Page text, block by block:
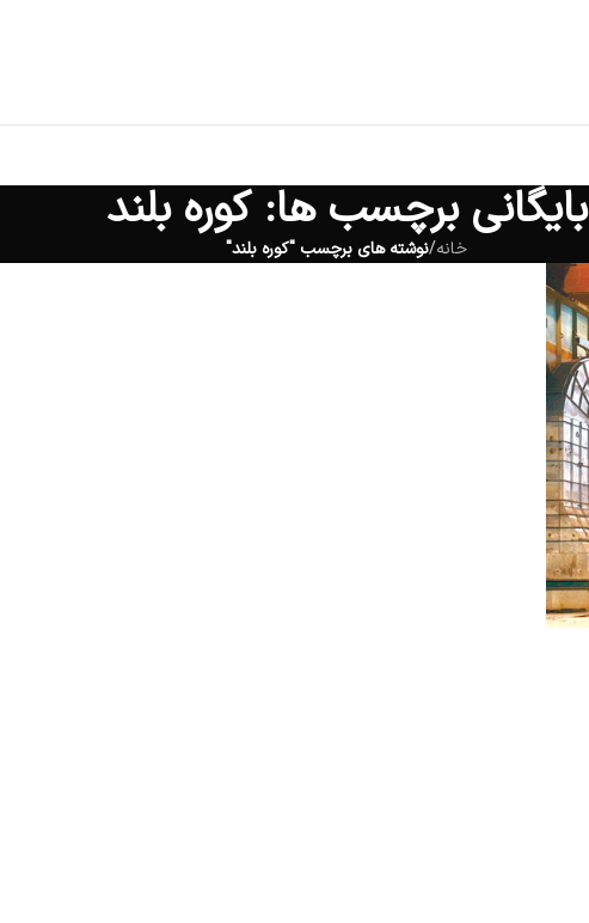
بایگانی برچسب ها: کوره بلند
خانه/نوشته های برچسب "کوره بلند"